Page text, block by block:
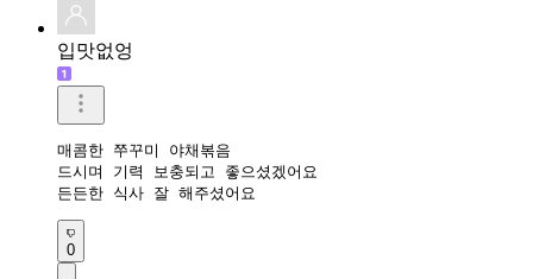
입맛없엉
매콤한 쭈꾸미 야채볶음
드시며 기력 보충되고 좋으셨겠어요
든든한 식사 잘 해주셨어요
0